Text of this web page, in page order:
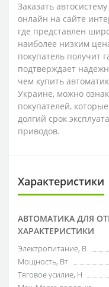
Заказать
онлайн на сайте
где представлен
наиболее низким
покупатель получит
подтверждает
чем купить
Украине, можно
покупателей,
долгий срок
приводов.
Характеристики
АВТОМАТИКА ДЛЯ
ХАРАКТЕРИСТИКИ
Электропитание, В
Мощность, Вт
Тяговое усилие, Н